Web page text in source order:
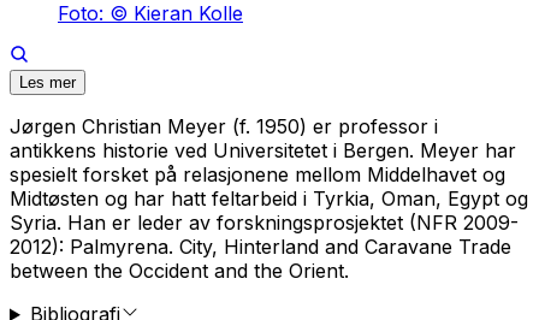
Foto: © Kieran Kolle
Les mer
Jørgen Christian Meyer (f. 1950) er professor i
antikkens historie ved Universitetet i Bergen. Meyer har
spesielt forsket på relasjonene mellom Middelhavet og
Midtøsten og har hatt feltarbeid i Tyrkia, Oman, Egypt og
Syria. Han er leder av forskningsprosjektet (NFR 2009-
2012): Palmyrena. City, Hinterland and Caravane Trade
between the Occident and the Orient.
Bibliografi